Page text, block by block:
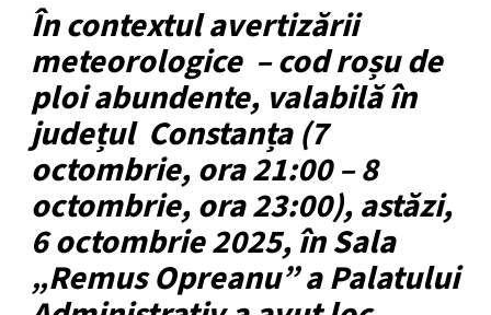
În contextul avertizării
meteorologice – cod roșu de
ploi abundente, valabilă în
județul Constanța (7
octombrie, ora 21:00 – 8
octombrie, ora 23:00), astăzi,
6 octombrie 2025, în Sala
„Remus Opreanu” a Palatului